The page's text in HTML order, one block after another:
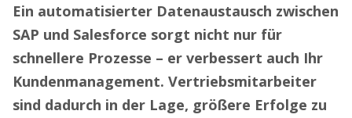
Ein automatisierter Datenaustausch zwischen
SAP und Salesforce sorgt nicht nur für
schnellere Prozesse – er verbessert auch Ihr
Kundenmanagement. Vertriebsmitarbeiter
sind dadurch in der Lage, größere Erfolge zu